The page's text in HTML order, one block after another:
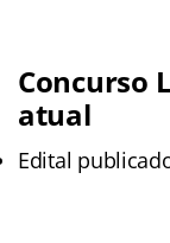
Concurso
atual
Edital